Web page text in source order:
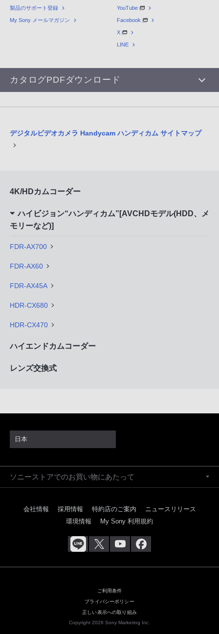
製品のサポート登録
My Sony メールマガジン
YouTube
Facebook
X
LINE
カタログPDFダウンロード
デジタルビデオカメラ Handycam ハンディカム サイトマップ
4K/HDカムコーダー
ハイビジョン“ハンディカム”[AVCHDモデル(HDD、メ
モリーなど)]
FDR-AX700
FDR-AX60
FDR-AX45A
HDR-CX680
HDR-CX470
ハイエンドカムコーダー
レンズ交換式
日本
ソニーストアでのお買い物にあたって
会社情報 採用情報 特約店のご案内
ニュースリリース
環境情報
My Sony 利用規約
ご利用条件
プライバシーポリシー
正しい表示への取り組み
Copyright 2026 Sony Marketing Inc.